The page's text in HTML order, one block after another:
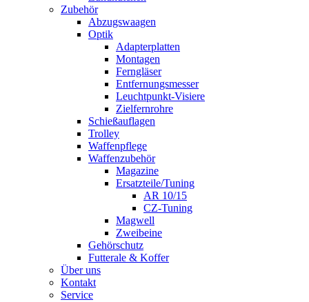
Zubehör
Abzugswaagen
Optik
Adapterplatten
Montagen
Ferngläser
Entfernungsmesser
Leuchtpunkt-Visiere
Zielfernrohre
Schießauflagen
Trolley
Waffenpflege
Waffenzubehör
Magazine
Ersatzteile/Tuning
AR 10/15
CZ-Tuning
Magwell
Zweibeine
Gehörschutz
Futterale & Koffer
Über uns
Kontakt
Service